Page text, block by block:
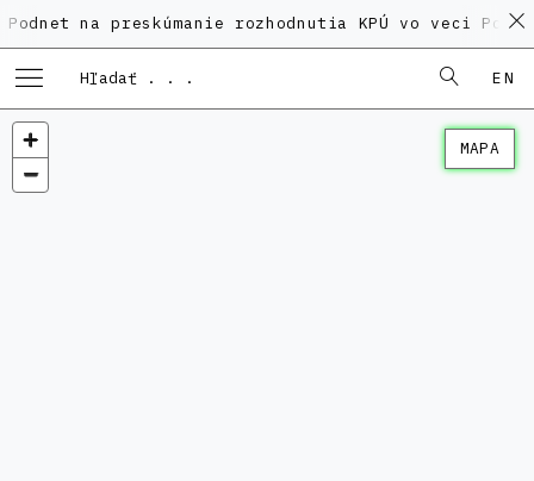
na preskúmanie rozhodnutia KPÚ vo veci
EN
MAPA